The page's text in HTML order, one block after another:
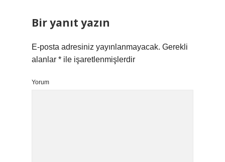
Bir yanıt yazın
E-posta adresiniz yayınlanmayacak. Gerekli
alanlar * ile işaretlenmişlerdir
Yorum